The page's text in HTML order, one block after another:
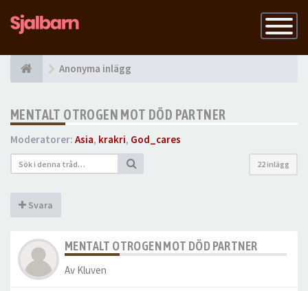
Slå
på
Anonyma inlägg
MENTALT OTROGEN MOT DÖD PARTNER
Moderatorer: Asia, krakri, God_cares
22 inlägg
Svara
MENTALT OTROGEN MOT DÖD PARTNER
Av Kluven